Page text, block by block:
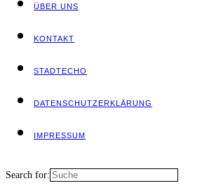
ÜBER UNS
KON­TAKT
STADT­ECHO
DATEN­SCHUTZ­ER­KLÄ­RUNG
IMPRES­SUM
Search for: